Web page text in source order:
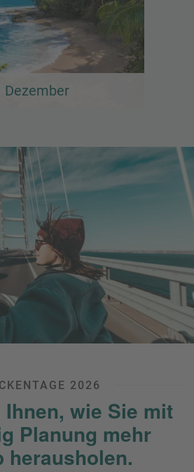
Dezember
2026
wie Sie mit
Planung mehr
herausholen.